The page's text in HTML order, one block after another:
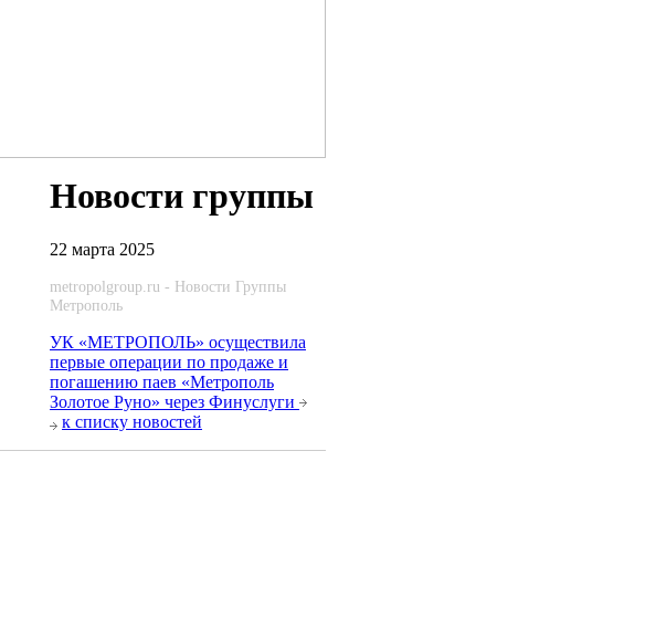
Новости группы
22 марта 2025
metropolgroup.ru - Новости Группы
Метрополь
УК «МЕТРОПОЛЬ» осуществила
первые операции по продаже и
погашению паев «Метрополь
Золотое Руно» через Финуслуги
к списку новостей